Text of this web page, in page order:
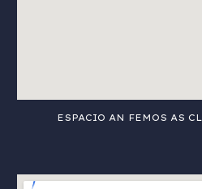
ESPACIO AN FEMOS AS